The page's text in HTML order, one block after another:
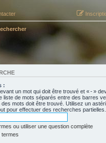
:
un mot qui doit être trouvé et « - »
liste de mots séparés entre des barres
mots doit être trouvé. Utilisez un
pour effectuer des recherches partielles.
ou utiliser une question complète
termes